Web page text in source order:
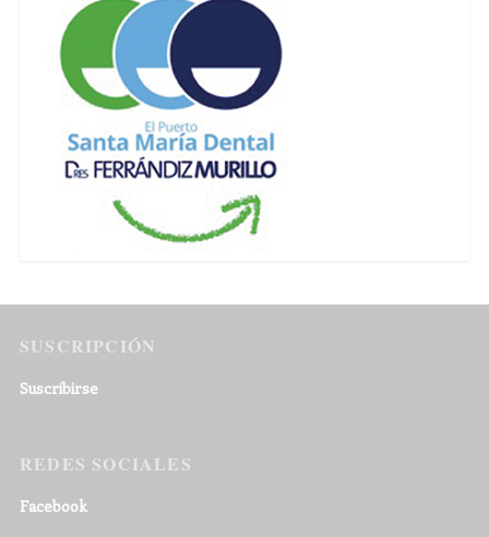
SUSCRIPCIÓN
Suscribirse
REDES SOCIALES
Facebook